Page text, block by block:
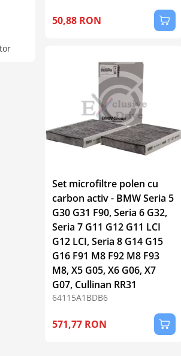
50,88 RON
Set microfiltre polen cu
carbon activ - BMW Seria 5
G30 G31 F90, Seria 6 G32,
Seria 7 G11 G12 G11 LCI
G12 LCI, Seria 8 G14 G15
G16 F91 M8 F92 M8 F93
M8, X5 G05, X6 G06, X7
G07, Cullinan RR31
64115A1BDB6
571,77 RON